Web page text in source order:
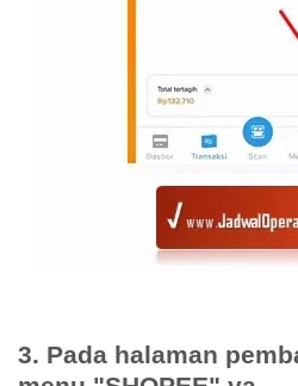
3. Pada halaman